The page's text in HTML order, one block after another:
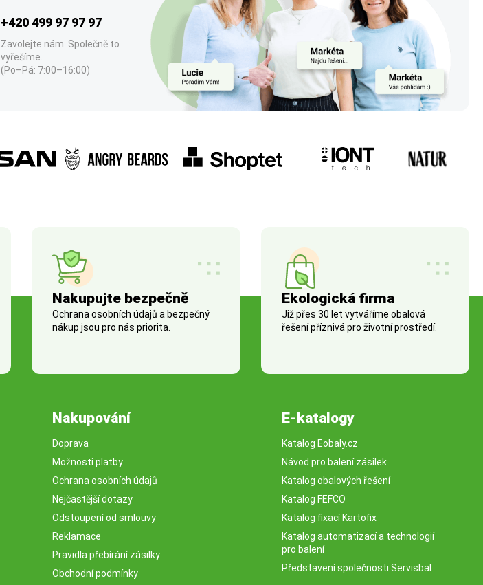
+420 499 97 97 97
Zavolejte nám. Společně to
vyřešíme.
(Po–Pá: 7:00–16:00)
Nakupujte bezpečně
Ochrana osobních údajů a bezpečný
nákup jsou pro nás priorita.
Ekologická firma
Již přes 30 let vytváříme obalová
řešení příznivá pro životní prostředí.
Nakupování
Doprava
Možnosti platby
Ochrana osobních údajů
Nejčastější dotazy
Odstoupení od smlouvy
Reklamace
Pravidla přebírání zásilky
Obchodní podmínky
E-katalogy
Katalog Eobaly.cz
Návod pro balení zásilek
Katalog obalových řešení
Katalog FEFCO
Katalog fixací Kartofix
Katalog automatizací a technologií
pro balení
Představení společnosti Servisbal